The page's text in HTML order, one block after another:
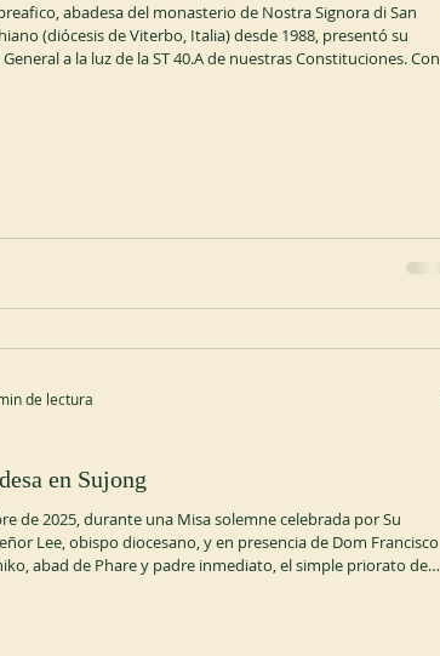
abadesa del monasterio de Nostra Signora di San
(diócesis de Viterbo, Italia) desde 1988, presentó su
a la luz de la ST 40.A de nuestras Constituciones. Con
en Sujong
de 2025, durante una Misa solemne celebrada por Su
Lee, obispo diocesano, y en presencia de Dom Francisco
abad de Phare y padre inmediato, el simple priorato de
de lectura